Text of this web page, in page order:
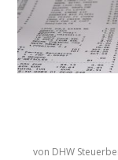
Mehr Netto
von DHW